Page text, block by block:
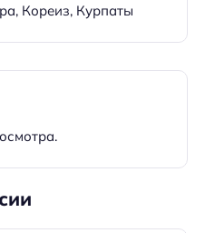
Кореиз, Курпаты